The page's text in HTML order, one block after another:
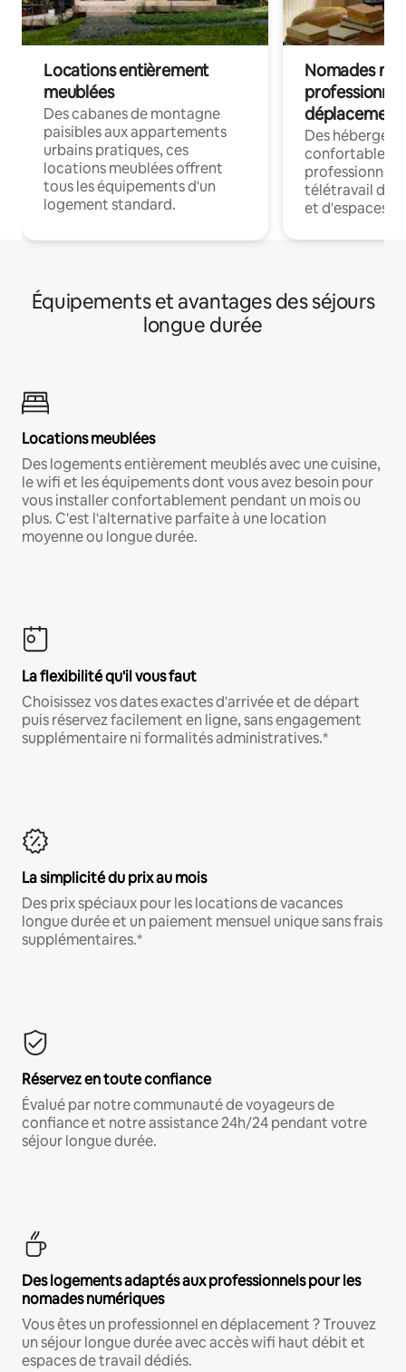
Locations entièrement
meublées
Des cabanes de montagne
paisibles aux appartements
urbains pratiques, ces
locations meublées offrent
tous les équipements d'un
logement standard.
Nomades
déplacement
Des
confortables
professionnels
télétravail
et d'espaces
Équipements et avantages des séjours
longue durée
Locations meublées
Des logements entièrement meublés avec une cuisine,
le wifi et les équipements dont vous avez besoin pour
vous installer confortablement pendant un mois ou
plus. C'est l'alternative parfaite à une location
moyenne ou longue durée.
La flexibilité qu'il vous faut
Choisissez vos dates exactes d'arrivée et de départ
puis réservez facilement en ligne, sans engagement
supplémentaire ni formalités administratives.*
La simplicité du prix au mois
Des prix spéciaux pour les locations de vacances
longue durée et un paiement mensuel unique sans frais
supplémentaires.*
Réservez en toute confiance
Évalué par notre communauté de voyageurs de
confiance et notre assistance 24h/24 pendant votre
séjour longue durée.
Des logements adaptés aux professionnels pour les
nomades numériques
Vous êtes un professionnel en déplacement ? Trouvez
un séjour longue durée avec accès wifi haut débit et
espaces de travail dédiés.